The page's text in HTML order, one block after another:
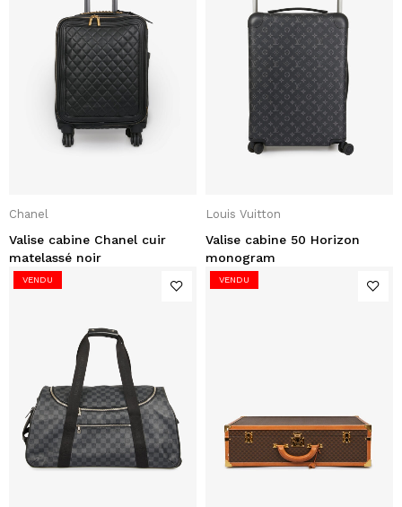
Chanel
Valise cabine Chanel cuir
matelassé noir
Louis Vuitton
Valise cabine 50 Horizon
monogram
VENDU VENDU